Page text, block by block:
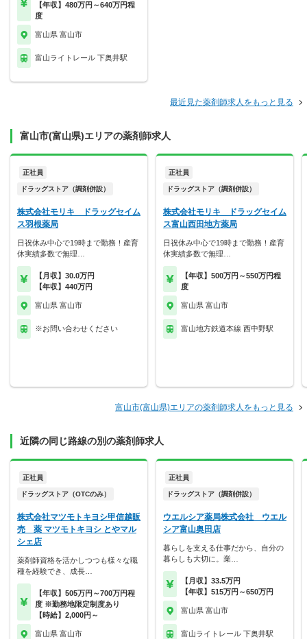
【年収】480万円～640万円程
度
富山県 富山市
富山ライトレール 下奥井駅
最近見た薬剤師求人をもっと見る
富山市(富山県)エリアの薬剤師求人
正社員
ドラッグストア（調剤併設）
株式会社モリキ ドラッグセイム
ス羽根薬局
日祝休み中心で19時まで勤務！産育
休実績多数で無理…
【月収】30.0万円
【年収】440万円
富山県 富山市
※お問い合わせください
正社員
ドラッグストア（調剤併設）
株式会社モリキ ドラッグセイム
ス富山西田地方薬局
日祝休み中心で19時まで勤務！産育
休実績多数で無理…
【年収】500万円～550万円程
度
富山県 富山市
富山地方鉄道本線 西中野駅
富山市(富山県)エリアの薬剤師求人をもっと見る
近隣の同じ路線の別の薬剤師求人
正社員
ドラッグストア（OTCのみ）
株式会社マツモトキヨシ甲信越販
売 薬 マツモトキヨシ とやマル
シェ店
薬剤師資格を活かしつつも様々な職
種を経験でき、成長…
【年収】505万円～700万円程
度 ※勤務地限定制度あり
【時給】2,000円～
富山県 富山市
正社員
ドラッグストア（調剤併設）
ウエルシア薬局株式会社 ウエル
シア富山奥田店
暮らしを支える仕事だから、自分の
暮らしも大切に。業…
【月収】33.5万円
【年収】515万円～650万円
富山県 富山市
富山ライトレール 下奥井駅